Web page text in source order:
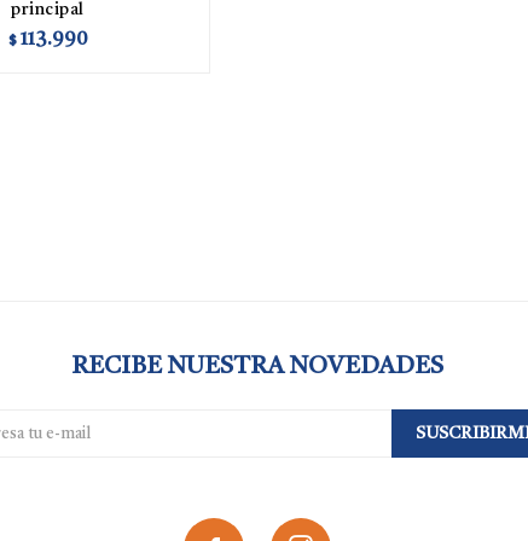
principal
$ 113.990
RECIBE NUESTRA NOVEDADES